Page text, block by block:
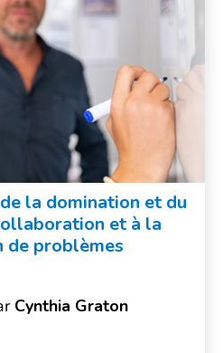
la domination et du
et à la
de problèmes
Cynthia Graton